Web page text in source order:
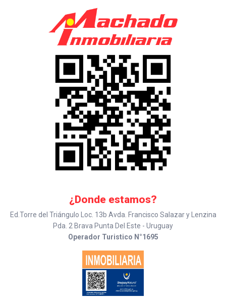
¿Donde estamos?
Ed.Torre del Triángulo Loc. 13b Avda. Francisco Salazar y Lenzina
Pda. 2 Brava Punta Del Este - Uruguay
Operador Turistico N°1695